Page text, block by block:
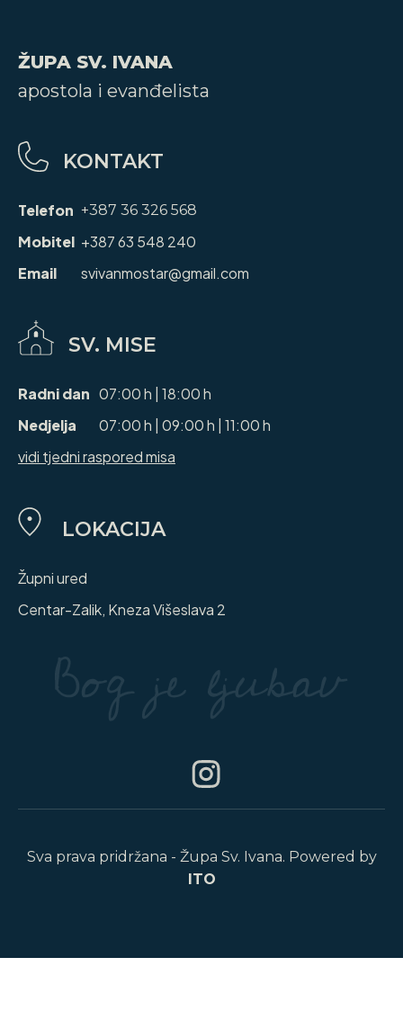
ŽUPA SV. IVANA
apostola i evanđelista
KONTAKT
Telefon +387 36 326 568
Mobitel +387 63 548 240
Email
svivanmostar@gmail.com
SV. MISE
Radni dan 07:00 h | 18:00 h
Nedjelja
07:00 h | 09:00 h | 11:00 h
vidi tjedni raspored misa
LOKACIJA
Župni ured
Centar-Zalik, Kneza Višeslava 2
Sva prava pridržana - Župa Sv. Ivana. Powered by
ITO